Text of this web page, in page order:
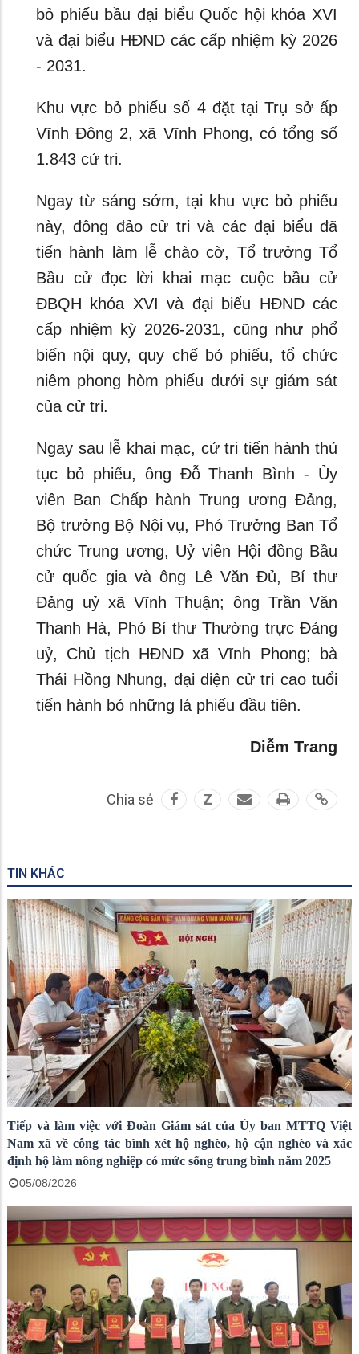
bỏ phiếu bầu đại biểu Quốc hội khóa XVI
và đại biểu HĐND các cấp nhiệm kỳ 2026
- 2031.
Khu vực bỏ phiếu số 4 đặt tại Trụ sở ấp
Vĩnh Đông 2, xã Vĩnh Phong, có tổng số
1.843 cử tri.
Ngay từ sáng sớm, tại khu vực bỏ phiếu
này, đông đảo cử tri và các đại biểu đã
tiến hành làm lễ chào cờ, Tổ trưởng Tổ
Bầu cử đọc lời khai mạc cuộc bầu cử
ĐBQH khóa XVI và đại biểu HĐND các
cấp nhiệm kỳ 2026-2031, cũng như phổ
biến nội quy, quy chế bỏ phiếu, tổ chức
niêm phong hòm phiếu dưới sự giám sát
của cử tri.
Ngay sau lễ khai mạc, cử tri tiến hành thủ
tục bỏ phiếu, ông Đỗ Thanh Bình - Ủy
viên Ban Chấp hành Trung ương Đảng,
Bộ trưởng Bộ Nội vụ, Phó Trưởng Ban Tổ
chức Trung ương, Uỷ viên Hội đồng Bầu
cử quốc gia và ông Lê Văn Đủ, Bí thư
Đảng uỷ xã Vĩnh Thuận; ông Trần Văn
Thanh Hà, Phó Bí thư Thường trực Đảng
uỷ, Chủ tịch HĐND xã Vĩnh Phong; bà
Thái Hồng Nhung, đại diện cử tri cao tuổi
tiến hành bỏ những lá phiếu đầu tiên.
Diễm Trang
Chia sẻ Z
TIN KHÁC
Tiếp và làm việc với Đoàn Giám sát của Ủy ban MTTQ Việt
Nam xã về công tác bình xét hộ nghèo, hộ cận nghèo và xác
định hộ làm nông nghiệp có mức sống trung bình năm 2025
05/08/2026